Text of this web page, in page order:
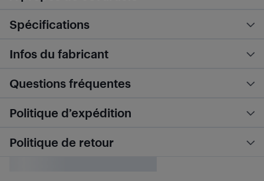
Spécifications
Infos du fabricant
Questions fréquentes
Politique d’expédition
Politique de retour